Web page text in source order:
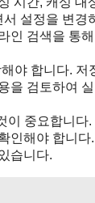
설정을 변경
인 검색을 통
야 합니다. 저
을 검토하여
이 중요합니다.
인해야 합니다
습니다.